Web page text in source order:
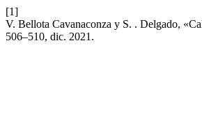
[1]
V. Bellota Cavanaconza y S. . Delgado,
506–510, dic. 2021.